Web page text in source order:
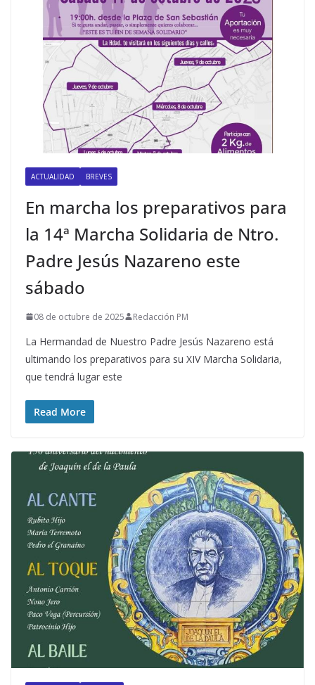
ACTUALIDAD BREVES
En marcha los preparativos para
la 14ª Marcha Solidaria de Ntro.
Padre Jesús Nazareno este
sábado
08 de octubre de 2025 Redacción PM
La Hermandad de Nuestro Padre Jesús Nazareno está
ultimando los preparativos para su XIV Marcha Solidaria,
que tendrá lugar este
Read More